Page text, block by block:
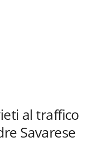
al traffico
Savarese